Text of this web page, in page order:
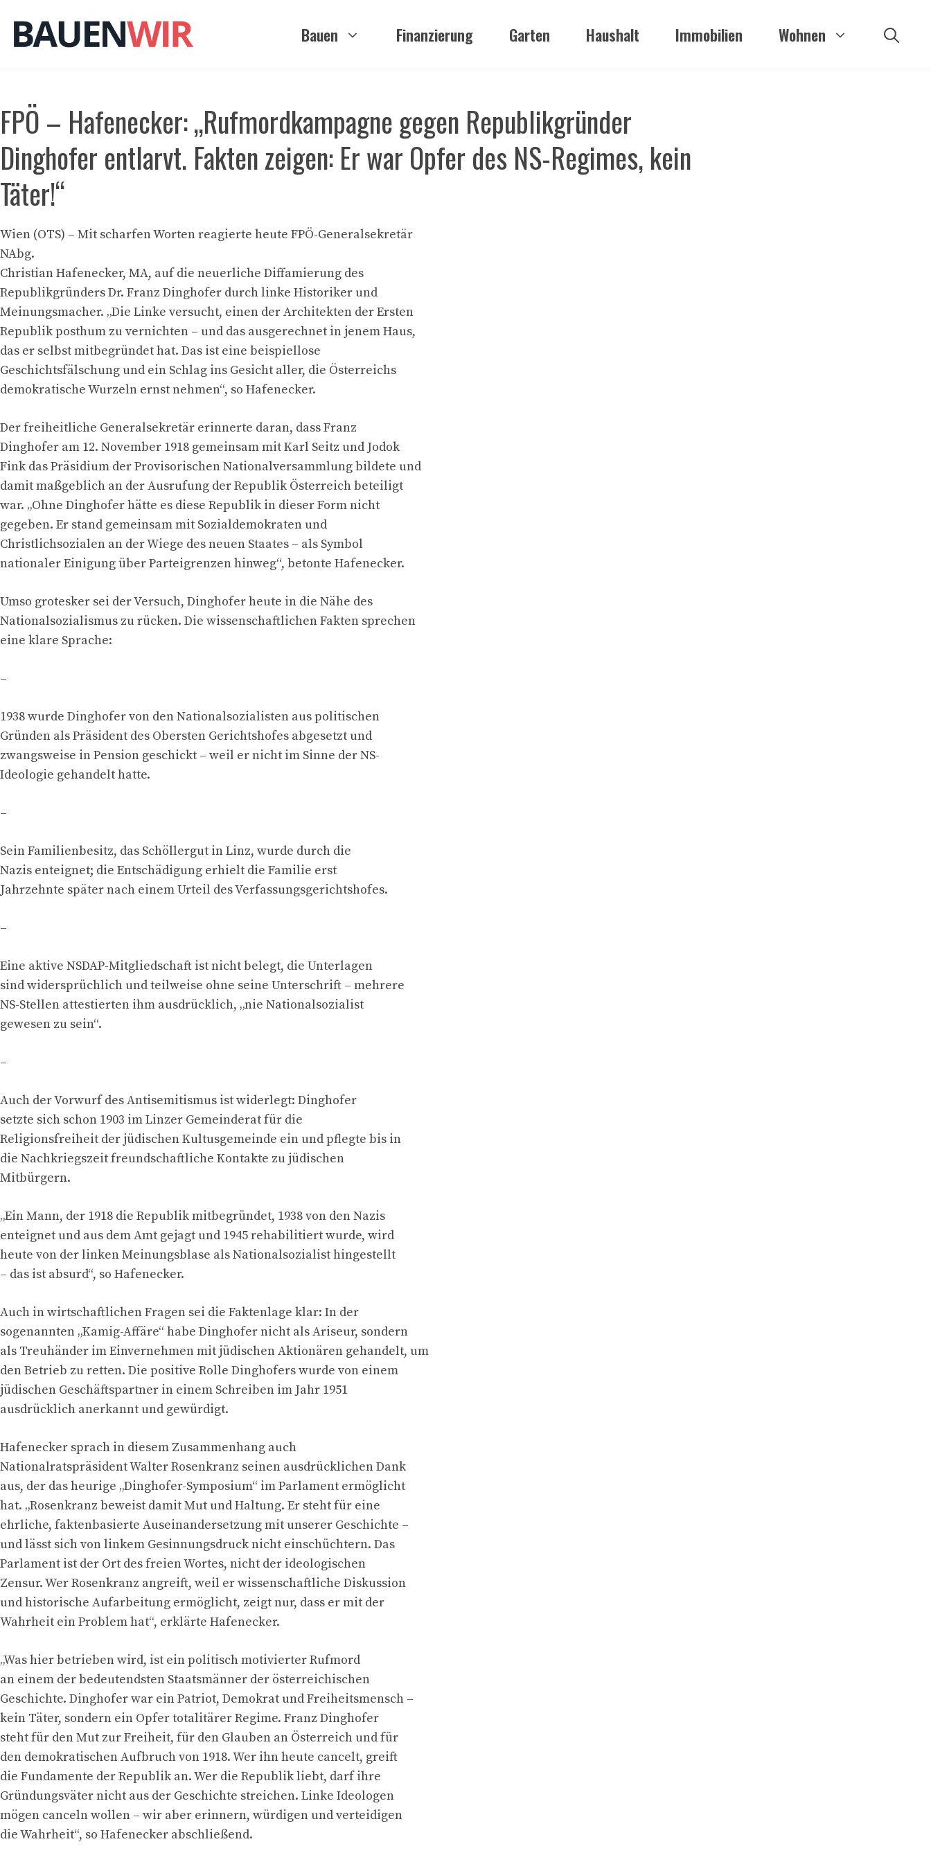
Inhalt
springen
Bauen Finanzierung Garten Haushalt Immobilien Wohnen
FPÖ – Hafenecker: „Rufmordkampagne gegen Republikgründer
Dinghofer entlarvt. Fakten zeigen: Er war Opfer des NS-Regimes, kein
Täter!“
Wien (OTS) – Mit scharfen Worten reagierte heute FPÖ-Generalsekretär
NAbg.
Christian Hafenecker, MA, auf die neuerliche Diffamierung des
Republikgründers Dr. Franz Dinghofer durch linke Historiker und
Meinungsmacher. „Die Linke versucht, einen der Architekten der Ersten
Republik posthum zu vernichten – und das ausgerechnet in jenem Haus,
das er selbst mitbegründet hat. Das ist eine beispiellose
Geschichtsfälschung und ein Schlag ins Gesicht aller, die Österreichs
demokratische Wurzeln ernst nehmen“, so Hafenecker.
Der freiheitliche Generalsekretär erinnerte daran, dass Franz
Dinghofer am 12. November 1918 gemeinsam mit Karl Seitz und Jodok
Fink das Präsidium der Provisorischen Nationalversammlung bildete und
damit maßgeblich an der Ausrufung der Republik Österreich beteiligt
war. „Ohne Dinghofer hätte es diese Republik in dieser Form nicht
gegeben. Er stand gemeinsam mit Sozialdemokraten und
Christlichsozialen an der Wiege des neuen Staates – als Symbol
nationaler Einigung über Parteigrenzen hinweg“, betonte Hafenecker.
Umso grotesker sei der Versuch, Dinghofer heute in die Nähe des
Nationalsozialismus zu rücken. Die wissenschaftlichen Fakten sprechen
eine klare Sprache:
–
1938 wurde Dinghofer von den Nationalsozialisten aus politischen
Gründen als Präsident des Obersten Gerichtshofes abgesetzt und
zwangsweise in Pension geschickt – weil er nicht im Sinne der NS-
Ideologie gehandelt hatte.
–
Sein Familienbesitz, das Schöllergut in Linz, wurde durch die
Nazis enteignet; die Entschädigung erhielt die Familie erst
Jahrzehnte später nach einem Urteil des Verfassungsgerichtshofes.
–
Eine aktive NSDAP-Mitgliedschaft ist nicht belegt, die Unterlagen
sind widersprüchlich und teilweise ohne seine Unterschrift – mehrere
NS-Stellen attestierten ihm ausdrücklich, „nie Nationalsozialist
gewesen zu sein“.
–
Auch der Vorwurf des Antisemitismus ist widerlegt: Dinghofer
setzte sich schon 1903 im Linzer Gemeinderat für die
Religionsfreiheit der jüdischen Kultusgemeinde ein und pflegte bis in
die Nachkriegszeit freundschaftliche Kontakte zu jüdischen
Mitbürgern.
„Ein Mann, der 1918 die Republik mitbegründet, 1938 von den Nazis
enteignet und aus dem Amt gejagt und 1945 rehabilitiert wurde, wird
heute von der linken Meinungsblase als Nationalsozialist hingestellt
– das ist absurd“, so Hafenecker.
Auch in wirtschaftlichen Fragen sei die Faktenlage klar: In der
sogenannten „Kamig-Affäre“ habe Dinghofer nicht als Ariseur, sondern
als Treuhänder im Einvernehmen mit jüdischen Aktionären gehandelt, um
den Betrieb zu retten. Die positive Rolle Dinghofers wurde von einem
jüdischen Geschäftspartner in einem Schreiben im Jahr 1951
ausdrücklich anerkannt und gewürdigt.
Hafenecker sprach in diesem Zusammenhang auch
Nationalratspräsident Walter Rosenkranz seinen ausdrücklichen Dank
aus, der das heurige „Dinghofer-Symposium“ im Parlament ermöglicht
hat. „Rosenkranz beweist damit Mut und Haltung. Er steht für eine
ehrliche, faktenbasierte Auseinandersetzung mit unserer Geschichte –
und lässt sich von linkem Gesinnungsdruck nicht einschüchtern. Das
Parlament ist der Ort des freien Wortes, nicht der ideologischen
Zensur. Wer Rosenkranz angreift, weil er wissenschaftliche Diskussion
und historische Aufarbeitung ermöglicht, zeigt nur, dass er mit der
Wahrheit ein Problem hat“, erklärte Hafenecker.
„Was hier betrieben wird, ist ein politisch motivierter Rufmord
an einem der bedeutendsten Staatsmänner der österreichischen
Geschichte. Dinghofer war ein Patriot, Demokrat und Freiheitsmensch –
kein Täter, sondern ein Opfer totalitärer Regime. Franz Dinghofer
steht für den Mut zur Freiheit, für den Glauben an Österreich und für
den demokratischen Aufbruch von 1918. Wer ihn heute cancelt, greift
die Fundamente der Republik an. Wer die Republik liebt, darf ihre
Gründungsväter nicht aus der Geschichte streichen. Linke Ideologen
mögen canceln wollen – wir aber erinnern, würdigen und verteidigen
die Wahrheit“, so Hafenecker abschließend.